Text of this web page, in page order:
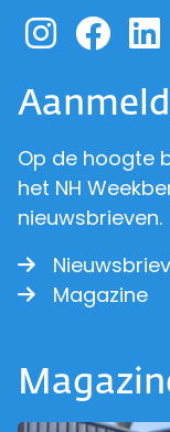
Ga
Op de hoogte
het NH
nieuwsbrieven.
Magazine